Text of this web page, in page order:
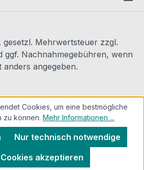
gesetzl. Mehrwertsteuer zzgl.
ggf. Nachnahmegebühren, wenn
anders angegeben.
Cookies, um eine bestmögliche
zu können. Mehr Informationen ...
Nur technisch notwendige
akzeptieren